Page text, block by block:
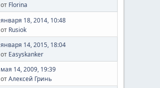
от Florina
января 18, 2014, 10:48
от Rusiok
января 14, 2015, 18:04
от Easyskanker
мая 14, 2009, 19:39
отАлексей Гринь